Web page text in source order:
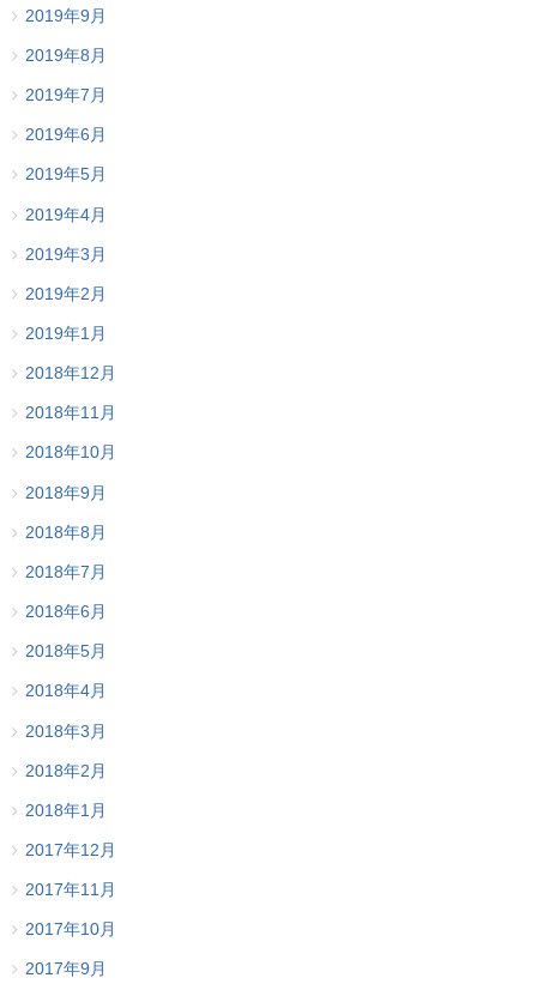
2019年9月
2019年8月
2019年7月
2019年6月
2019年5月
2019年4月
2019年3月
2019年2月
2019年1月
2018年12月
2018年11月
2018年10月
2018年9月
2018年8月
2018年7月
2018年6月
2018年5月
2018年4月
2018年3月
2018年2月
2018年1月
2017年12月
2017年11月
2017年10月
2017年9月